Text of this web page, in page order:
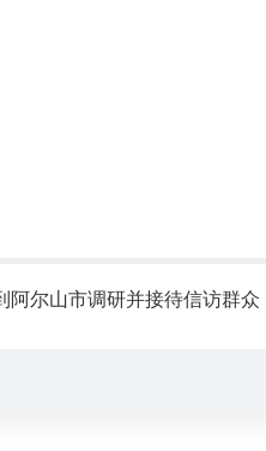
阿尔山市调研并接待信访群众